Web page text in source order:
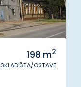
198 m2
SKLADIŠTA/OSTAVE